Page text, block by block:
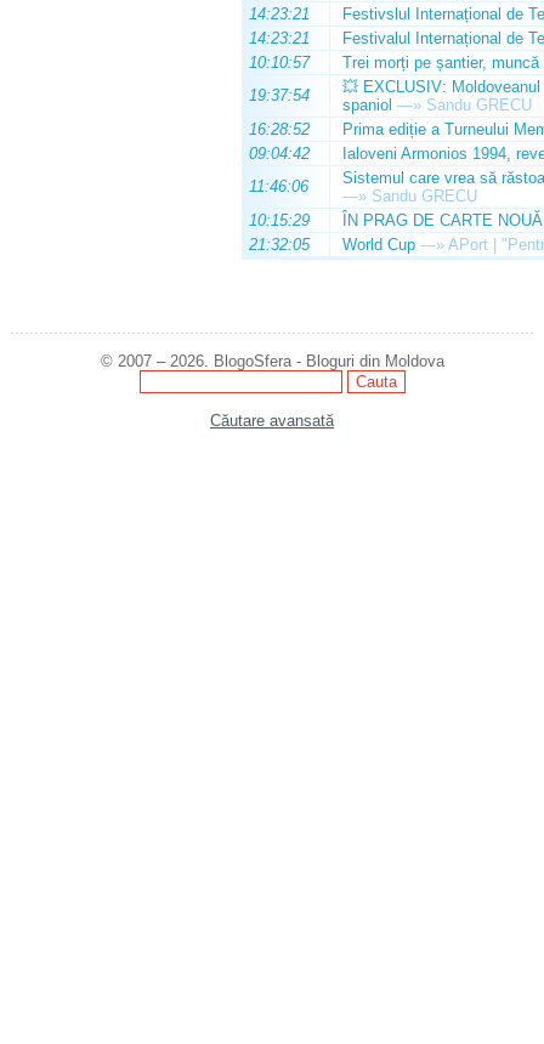
14:23:21
Festivslul Internațional de
14:23:21
Festivalul Internațional de
10:10:57
Trei morți pe șantier, muncă
19:37:54
💥 EXCLUSIV:
spaniol —» Sandu GRECU
16:28:52
Prima ediție a Turneului
09:04:42
Ialoveni Armonios 1994,
11:46:06
Sistemul care vrea să
—» Sandu GRECU
10:15:29
ÎN PRAG DE CARTE NOUĂ
21:32:05
World Cup —» APort |
© 2007 – 2026. BlogoSfera - Bloguri din Moldova
Căutare avansată